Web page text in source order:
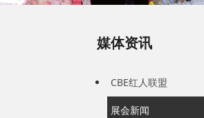
媒体资讯
CBE红人联盟
展会新闻